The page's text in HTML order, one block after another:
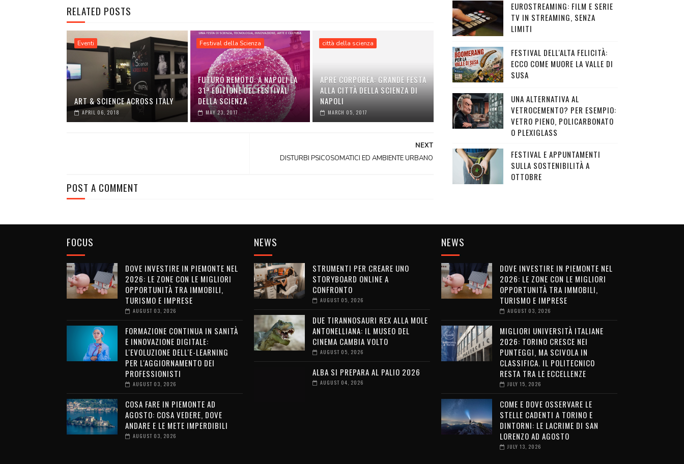
RELATED POSTS
Eventi
ART & SCIENCE ACROSS ITALY
APRIL 06, 2018
Festival della Scienza
FUTURO REMOTO: A NAPOLI LA
31ª EDIZIONE DEL FESTIVAL
DELLA SCIENZA
MAY 23, 2017
città della scienza
APRE CORPOREA: GRANDE FESTA
ALLA CITTÀ DELLA SCIENZA DI
NAPOLI
MARCH 05, 2017
NEXT
DISTURBI PSICOSOMATICI ED AMBIENTE URBANO
POST A COMMENT
EUROSTREAMING: FILM E SERIE
TV IN STREAMING, SENZA
LIMITI
FESTIVAL DELL'ALTA FELICITÀ:
ECCO COME MUORE LA VALLE DI
SUSA
UNA ALTERNATIVA AL
VETROCEMENTO? PER ESEMPIO:
VETRO PIENO, POLICARBONATO
O PLEXIGLASS
FESTIVAL E APPUNTAMENTI
SULLA SOSTENIBILITÀ A
OTTOBRE
FOCUS
DOVE INVESTIRE IN PIEMONTE NEL
2026: LE ZONE CON LE MIGLIORI
OPPORTUNITÀ TRA IMMOBILI,
TURISMO E IMPRESE
AUGUST 03, 2026
FORMAZIONE CONTINUA IN SANITÀ
E INNOVAZIONE DIGITALE:
L'EVOLUZIONE DELL'E-LEARNING
PER L'AGGIORNAMENTO DEI
PROFESSIONISTI
AUGUST 03, 2026
COSA FARE IN PIEMONTE AD
AGOSTO: COSA VEDERE, DOVE
ANDARE E LE METE IMPERDIBILI
AUGUST 03, 2026
NEWS
STRUMENTI PER CREARE UNO
STORYBOARD ONLINE A
CONFRONTO
AUGUST 05, 2026
DUE TIRANNOSAURI REX ALLA MOLE
ANTONELLIANA: IL MUSEO DEL
CINEMA CAMBIA VOLTO
AUGUST 05, 2026
ALBA SI PREPARA AL PALIO 2026
AUGUST 04, 2026
NEWS
DOVE INVESTIRE IN PIEMONTE NEL
2026: LE ZONE CON LE MIGLIORI
OPPORTUNITÀ TRA IMMOBILI,
TURISMO E IMPRESE
AUGUST 03, 2026
MIGLIORI UNIVERSITÀ ITALIANE
2026: TORINO CRESCE NEI
PUNTEGGI, MA SCIVOLA IN
CLASSIFICA. IL POLITECNICO
RESTA TRA LE ECCELLENZE
JULY 15, 2026
COME E DOVE OSSERVARE LE
STELLE CADENTI A TORINO E
DINTORNI: LE LACRIME DI SAN
LORENZO AD AGOSTO
JULY 13, 2026